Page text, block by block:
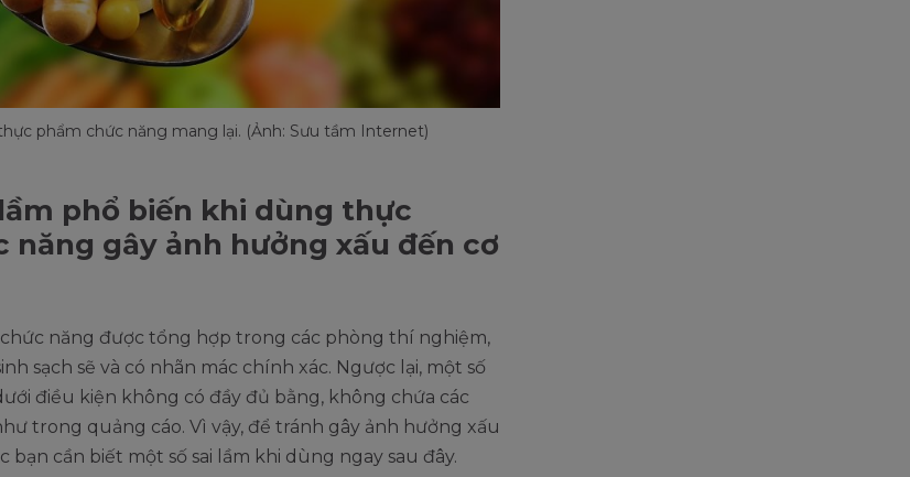
phẩm chức năng mang lại. (Ảnh: Sưu tầm Internet)
phổ biến khi dùng thực
năng gây ảnh hưởng xấu đến cơ
năng được tổng hợp trong các phòng thí nghiệm,
sạch sẽ và có nhãn mác chính xác. Ngược lại, một số
điều kiện không có đầy đủ bằng, không chứa các
trong quảng cáo. Vì vậy, để tránh gây ảnh hưởng xấu
bạn cần biết một số sai lầm khi dùng ngay sau đây.